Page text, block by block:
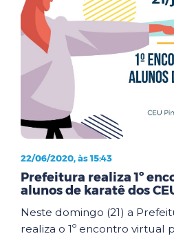
22/06/2020, às 15:43
Prefeitura realiza 1º
alunos de karatê dos
Neste domingo (21) a
realiza o 1º encontro virtual